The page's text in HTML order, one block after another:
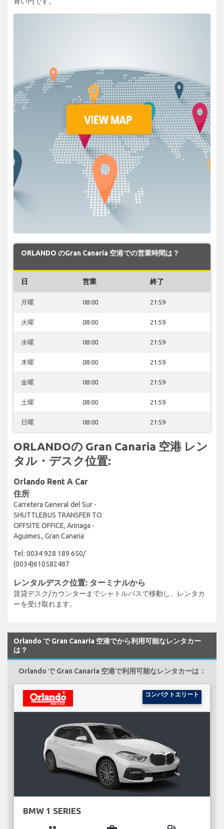
ORLANDO のGran Canaria 空港での営業時間は？
日 営業 終了
月曜 08:00 21:59
火曜 08:00 21:59
水曜 08:00 21:59
木曜 08:00 21:59
金曜 08:00 21:59
土曜 08:00 21:59
日曜 08:00 21:59
ORLANDOの Gran Canaria 空港 レン
タル・デスク位置:
Orlando Rent A Car
住所
Carretera General del Sur -
SHUTTLEBUS TRANSFER TO
OFFSITE OFFICE, Arinaga -
Aguimes., Gran Canaria
Tel: 0034 928 189 650/
(0034)610582487
レンタルデスク位置: ターミナルから
賃貸デスク/カウンターまでシャトルバスで移動し、レンタカ
ーを受け取れます。
Orlando で Gran Canaria 空港でから利用可能なレンタカー
は？
Orlando で Gran Canaria 空港で利用可能なレンタカーは：
コンパクトエリート
BMW 1 SERIES